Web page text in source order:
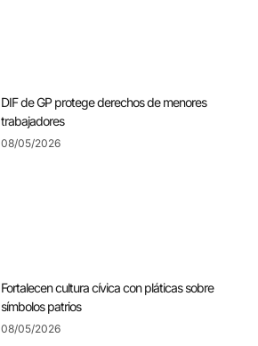
DIF de GP protege derechos de menores
trabajadores
08/05/2026
Fortalecen cultura cívica con pláticas sobre
símbolos patrios
08/05/2026